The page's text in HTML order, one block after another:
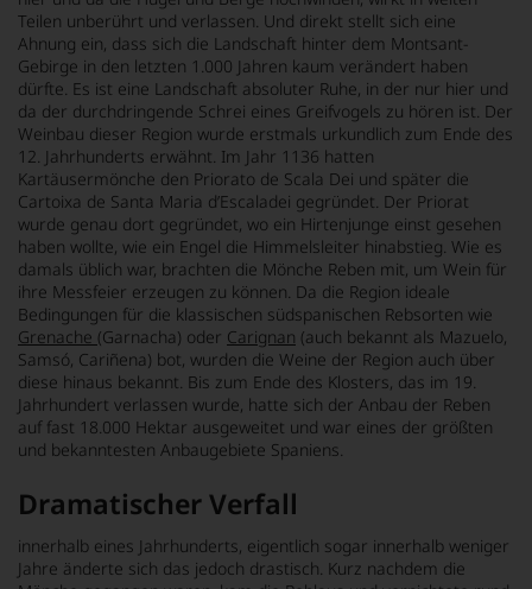
Teilen unberührt und verlassen. Und direkt stellt sich eine
Ahnung ein, dass sich die Landschaft hinter dem Montsant-
Gebirge in den letzten 1.000 Jahren kaum verändert haben
dürfte. Es ist eine Landschaft absoluter Ruhe, in der nur hier und
da der durchdringende Schrei eines Greifvogels zu hören ist. Der
Weinbau dieser Region wurde erstmals urkundlich zum Ende des
12. Jahrhunderts erwähnt. Im Jahr 1136 hatten
Kartäusermönche den Priorato de Scala Dei und später die
Cartoixa de Santa Maria d’Escaladei gegründet. Der Priorat
wurde genau dort gegründet, wo ein Hirtenjunge einst gesehen
haben wollte, wie ein Engel die Himmelsleiter hinabstieg. Wie es
damals üblich war, brachten die Mönche Reben mit, um Wein für
ihre Messfeier erzeugen zu können. Da die Region ideale
Bedingungen für die klassischen südspanischen Rebsorten wie
Grenache (Garnacha) oder Carignan (auch bekannt als Mazuelo,
Samsó, Cariñena) bot, wurden die Weine der Region auch über
diese hinaus bekannt. Bis zum Ende des Klosters, das im 19.
Jahrhundert verlassen wurde, hatte sich der Anbau der Reben
auf fast 18.000 Hektar ausgeweitet und war eines der größten
und bekanntesten Anbaugebiete Spaniens.
Dramatischer Verfall
innerhalb eines Jahrhunderts, eigentlich sogar innerhalb weniger
Jahre änderte sich das jedoch drastisch. Kurz nachdem die